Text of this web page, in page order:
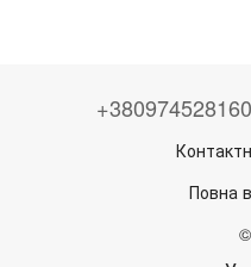
+380974528160
Повна